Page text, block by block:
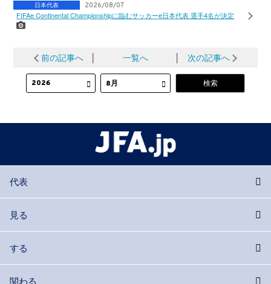
日本代表 2026/08/07
FIFAe Continental Championshipに臨むサッカーe日本代表 選手4名が決定
前の記事へ 一覧へ 次の記事へ
代表
見る
する
関わる